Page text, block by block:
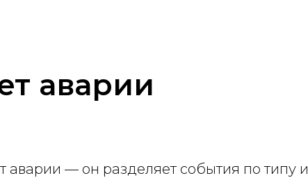
аварии
— он разделяет события по типу и